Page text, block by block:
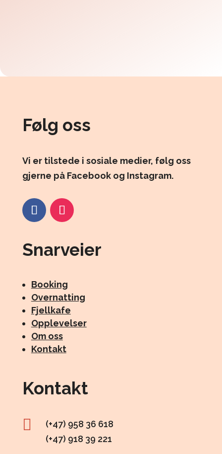
Følg oss
Vi er tilstede i sosiale medier, følg oss
gjerne på Facebook og Instagram.
Snarveier
Booking
Overnatting
Fjellkafe
Opplevelser
Om oss
Kontakt
Kontakt

(+47) 958 36 618
(+47) 918 39 221